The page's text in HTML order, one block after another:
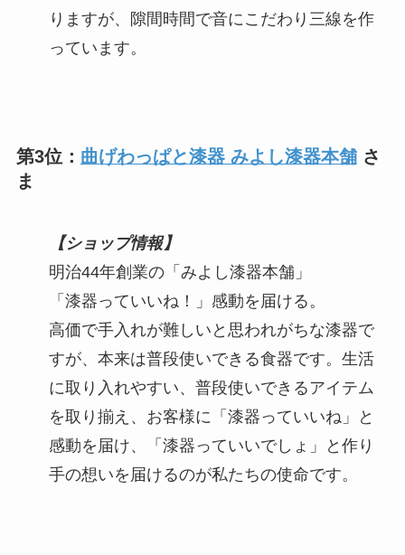
りますが、隙間時間で音にこだわり三線を作
っています。
第3位： 曲げわっぱと漆器 みよし漆器本舗さ
ま
【ショップ情報】
明治44年創業の「みよし漆器本舗」
「漆器っていいね！」感動を届ける。
高価で手入れが難しいと思われがちな漆器で
すが、本来は普段使いできる食器です。生活
に取り入れやすい、普段使いできるアイテム
を取り揃え、お客様に「漆器っていいね」と
感動を届け、「漆器っていいでしょ」と作り
手の想いを届けるのが私たちの使命です。